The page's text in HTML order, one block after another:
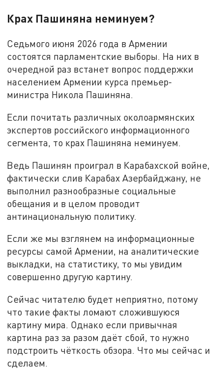
Крах Пашиняна неминуем?
Седьмого июня 2026 года в Армении
состоятся парламентские выборы. На них в
очередной раз встанет вопрос поддержки
населением Армении курса премьер-
министра Никола Пашиняна.
Если почитать различных околоармянских
экспертов российского информационного
сегмента, то крах Пашиняна неминуем.
Ведь Пашинян проиграл в Карабахской войне,
фактически слив Карабах Азербайджану, не
выполнил разнообразные социальные
обещания и в целом проводит
антинациональную политику.
Если же мы взглянем на информационные
ресурсы самой Армении, на аналитические
выкладки, на статистику, то мы увидим
совершенно другую картину.
Сейчас читателю будет неприятно, потому
что такие факты ломают сложившуюся
картину мира. Однако если привычная
картина раз за разом даёт сбой, то нужно
подстроить чёткость обзора. Что мы сейчас и
сделаем.